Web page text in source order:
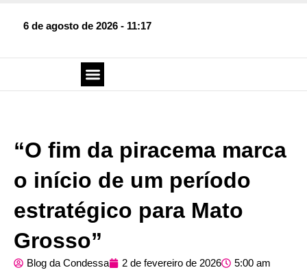
6 de agosto de 2026 - 11:17
“O fim da piracema marca
o início de um período
estratégico para Mato
Grosso”
Blog da Condessa 2 de fevereiro de 2026
5:00 am